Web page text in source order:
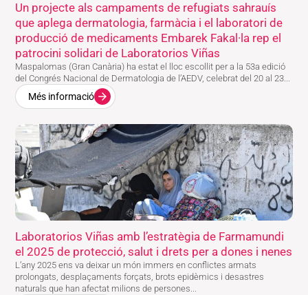
Un projecte als campaments de refugiats sahrauís
que aplega dermatologia, farmàcia i el laboratori de
producció de medicaments Embarek Fakal·la rep el
patrocini solidari de Laboratorios Viñas
Maspalomas (Gran Canària) ha estat el lloc escollit per a la 53a edició
del Congrés Nacional de Dermatologia de l’AEDV, celebrat del 20 al 23...
Més informació
Laboratorios Viñas amb l’estratègia de Farmamundi
el 2025 de protecció, salut i drets per a dones i nenes
L’any 2025 ens va deixar un món immers en conflictes armats
prolongats, desplaçaments forçats, brots epidèmics i desastres
naturals que han afectat milions de persones...